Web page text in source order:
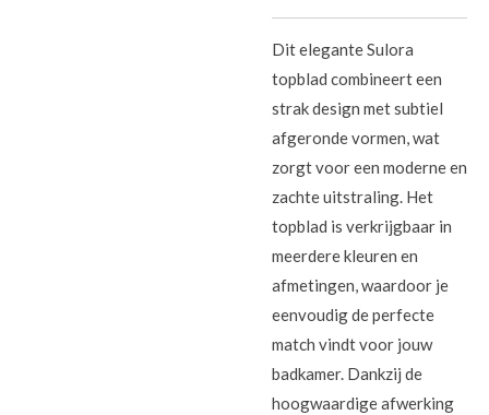
Dit elegante Sulora
topblad combineert een
strak design met subtiel
afgeronde vormen, wat
zorgt voor een moderne en
zachte uitstraling. Het
topblad is verkrijgbaar in
meerdere kleuren en
afmetingen, waardoor je
eenvoudig de perfecte
match vindt voor jouw
badkamer. Dankzij de
hoogwaardige afwerking